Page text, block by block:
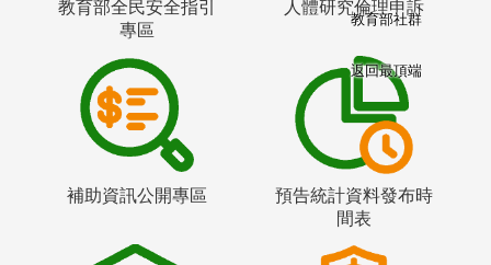
教育部全民安全指引
專區
人體研究倫理申訴
補助資訊公開專區
預告統計資料發布時
間表
教育部社群
返回最頂端